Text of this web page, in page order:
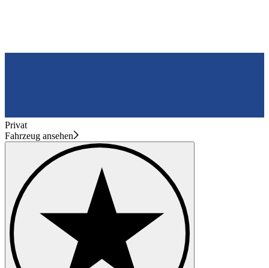
Privat
Fahrzeug ansehen